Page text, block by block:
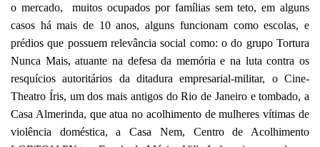
o mercado, muitos ocupados por famílias sem teto, em alguns
casos há mais de 10 anos, alguns funcionam como escolas, e
prédios que possuem relevância social como: o do grupo Tortura
Nunca Mais, atuante na defesa da memória e na luta contra os
resquícios autoritários da ditadura empresarial-militar, o Cine-
Theatro Íris, um dos mais antigos do Rio de Janeiro e tombado, a
Casa Almerinda, que atua no acolhimento de mulheres vítimas de
violência doméstica, a Casa Nem, Centro de Acolhimento